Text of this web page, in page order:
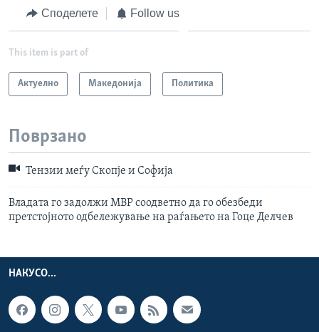
Споделете Follow us
This item is part of
Актуелно Македонија Политика
Поврзано
Тензии меѓу Скопје и Софија
Владата го задолжи МВР соодветно да го обезбеди
претстојното одбележување на раѓањето на Гоце Делчев
НАКУСО...